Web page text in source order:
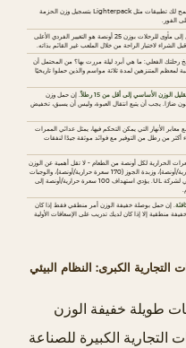
قبل شراء أي شيء، حدد خط الأساس. تسمح لك تطبيقات مثل Lighterpack بتسجيل وزن الحزمة
الفور.
يعد الانتقال من خيمة بوزن 5 أرطال إلى مأوى للرحلات بوزن 25 أونصة هو التغيير الفردي الأعلى
الشراء لاختبار الراحة من خلال الملعب غير القائم بذاته.
رحلتك الفعلي: ما هي أبرد ليلة مررت بها؟ من المحتمل أن
حرارتها 30 درجة فهرنهايت مناسبة لمعظم المتنزهين لمدة ثلاثة مواسم والذين حملوا تاريخيًا
الوزن الأساسي إلى أقل من 15 رطلاً.
إن حمل وزن
يكون ضارًا. يجب أن يتبع انتقال العبوة، وليس أن يسبق، تخفيض
الأنهار التي يمكن التحكم فيها، يمثل عدائي الممرات
الأحذية بوزن 28 أونصة لكل حذاء أكثر من رطل من التوفير مع فوائد موثقة جيدًا لنفقات
الحرارية لكل أونصة من الطعام - لا تقل أهمية عن الوزن
الأساسي في الوزن الإجمالي. يمثل زيت الزيتون (250 سعرة حرارية/أونصة)، وزبدة الجوز (170 سعرة حرارية/أونصة)، والوجبات
المجففة بالتجميد (100-130 سعرة حرارية/أونصة) الطيف الغذائي لشركة UL. يؤدي استهداف 100 سعرة حرارية/أونصة إلى
إن حمل بوصلة خفيفة الوزن أمر منطقي فقط إذا كان
منطقية إلا إذا كان لديك تدريب على الإسعافات الأولية
التجارية الكبرى: النظام البيئي
طويلة خفيفة الوزن
التجارية الكبيرة للصناعة